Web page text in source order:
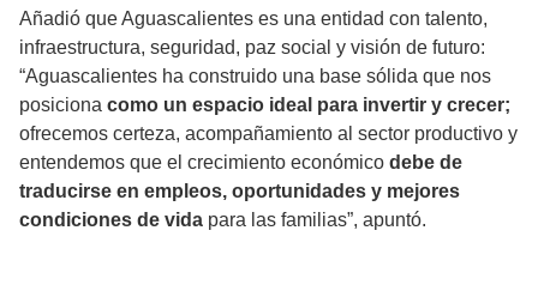
Añadió que Aguascalientes es una entidad con talento,
infraestructura, seguridad, paz social y visión de futuro:
“Aguascalientes ha construido una base sólida que nos
posiciona como un espacio ideal para invertir y crecer;
ofrecemos certeza, acompañamiento al sector productivo y
entendemos que el crecimiento económico debe de
traducirse en empleos, oportunidades y mejores
condiciones de vida para las familias”, apuntó.